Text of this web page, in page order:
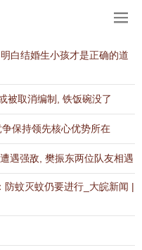
白结婚生小孩才是正确的道
被取消编制, 铁饭碗没了
保持领先核心优势所在
遇强敌, 樊振东两位队友相遇
蚊灭蚊仍要进行_大皖新闻 |